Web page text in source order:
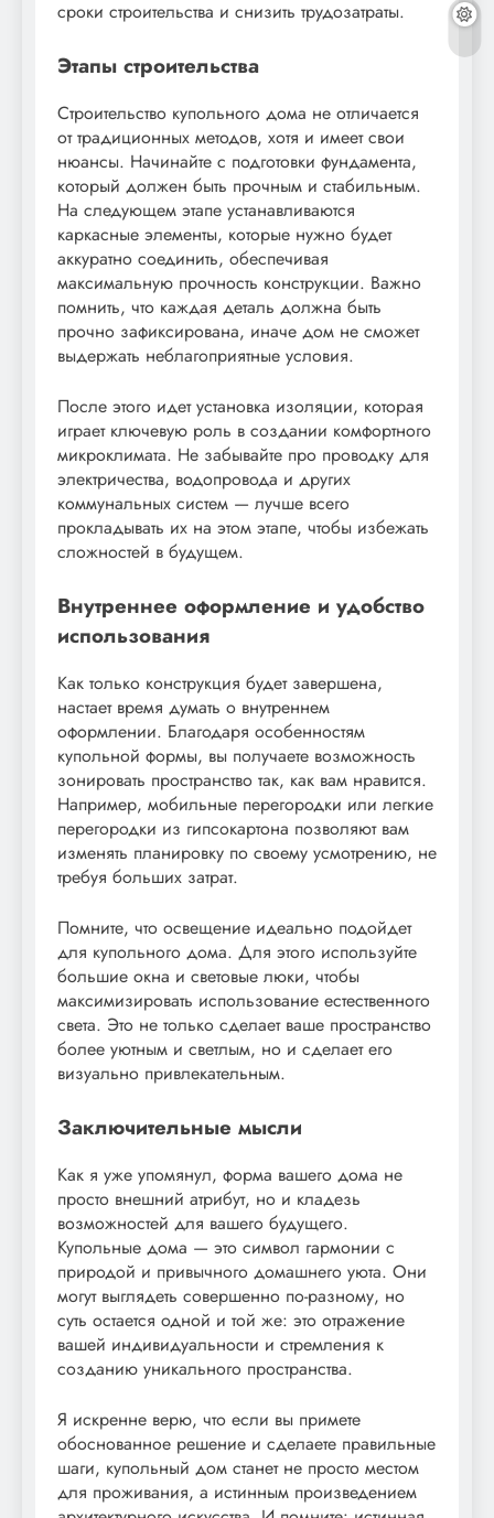
сроки строительства и снизить трудозатраты.
Этапы строительства
Строительство купольного дома не отличается
от традиционных методов, хотя и имеет свои
нюансы. Начинайте с подготовки фундамента,
который должен быть прочным и стабильным.
На следующем этапе устанавливаются
каркасные элементы, которые нужно будет
аккуратно соединить, обеспечивая
максимальную прочность конструкции. Важно
помнить, что каждая деталь должна быть
прочно зафиксирована, иначе дом не сможет
выдержать неблагоприятные условия.
После этого идет установка изоляции, которая
играет ключевую роль в создании комфортного
микроклимата. Не забывайте про проводку для
электричества, водопровода и других
коммунальных систем — лучше всего
прокладывать их на этом этапе, чтобы избежать
сложностей в будущем.
Внутреннее оформление и удобство
использования
Как только конструкция будет завершена,
настает время думать о внутреннем
оформлении. Благодаря особенностям
купольной формы, вы получаете возможность
зонировать пространство так, как вам нравится.
Например, мобильные перегородки или легкие
перегородки из гипсокартона позволяют вам
изменять планировку по своему усмотрению, не
требуя больших затрат.
Помните, что освещение идеально подойдет
для купольного дома. Для этого используйте
большие окна и световые люки, чтобы
максимизировать использование естественного
света. Это не только сделает ваше пространство
более уютным и светлым, но и сделает его
визуально привлекательным.
Заключительные мысли
Как я уже упомянул, форма вашего дома не
просто внешний атрибут, но и кладезь
возможностей для вашего будущего.
Купольные дома — это символ гармонии с
природой и привычного домашнего уюта. Они
могут выглядеть совершенно по-разному, но
суть остается одной и той же: это отражение
вашей индивидуальности и стремления к
созданию уникального пространства.
Я искренне верю, что если вы примете
обоснованное решение и сделаете правильные
шаги, купольный дом станет не просто местом
для проживания, а истинным произведением